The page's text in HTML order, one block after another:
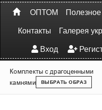
ОПТОМ Полезное
Контакты
Галерея
Вход
Комплекты с драгоценными
камнями
ВЫБРАТЬ ОБРАЗ